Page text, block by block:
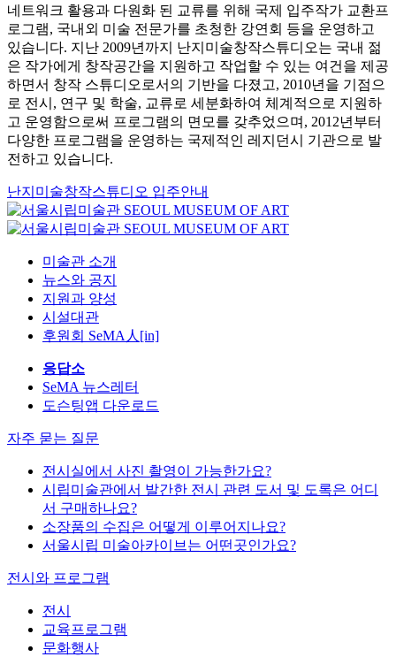
네트워크 활용과 다원화 된 교류를 위해 국제 입주작가 교환프
로그램, 국내외 미술 전문가를 초청한 강연회 등을 운영하고
있습니다. 지난 2009년까지 난지미술창작스튜디오는 국내 젊
은 작가에게 창작공간을 지원하고 작업할 수 있는 여건을 제공
하면서 창작 스튜디오로서의 기반을 다졌고, 2010년을 기점으
로 전시, 연구 및 학술, 교류로 세분화하여 체계적으로 지원하
고 운영함으로써 프로그램의 면모를 갖추었으며, 2012년부터
다양한 프로그램을 운영하는 국제적인 레지던시 기관으로 발
전하고 있습니다.
난지미술창작스튜디오 입주안내
미술관 소개
뉴스와 공지
지원과 양성
시설대관
후원회 SeMA人[in]
응답소
SeMA 뉴스레터
도슨팅앱 다운로드
자주 묻는 질문
전시실에서 사진 촬영이 가능한가요?
시립미술관에서 발간한 전시 관련 도서 및 도록은 어디
서 구매하나요?
소장품의 수집은 어떻게 이루어지나요?
서울시립 미술아카이브는 어떤곳인가요?
전시와 프로그램
전시
교육프로그램
문화행사